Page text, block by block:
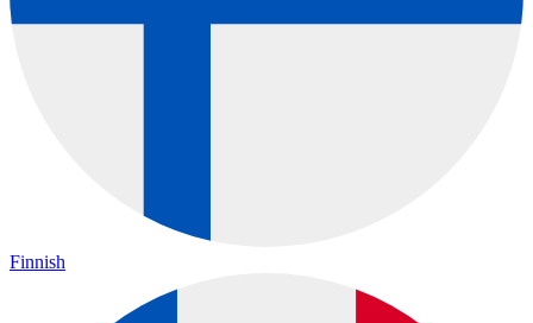
Finnish